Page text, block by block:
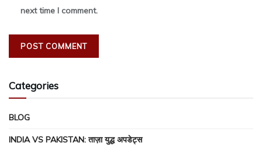
next time I comment.
Categories
BLOG
INDIA VS PAKISTAN: ताज़ा युद्ध अपडेट्स